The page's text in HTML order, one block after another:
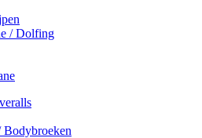
/ Dolfing
Bodybroeken